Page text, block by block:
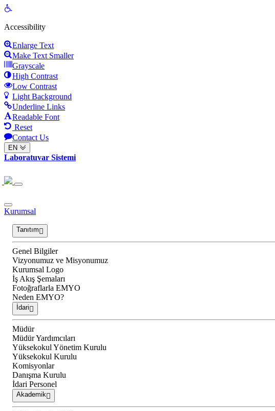
Open
Accessibility
Enlarge Text
Make Text Smaller
Grayscale
High Contrast
Low Contrast
Light Background
Underline Links
Readable Font
Reset
Contact Us
EN
Laboratuvar Sistemi
Kurumsal
Tanıtım
Genel Bilgiler
Vizyonumuz ve Misyonumuz
Kurumsal Logo
İş Akış Şemaları
Fotoğraflarla EMYO
Neden EMYO?
İdari
Müdür
Müdür Yardımcıları
Yüksekokul Yönetim Kurulu
Yüksekokul Kurulu
Komisyonlar
Danışma Kurulu
İdari Personel
Akademik